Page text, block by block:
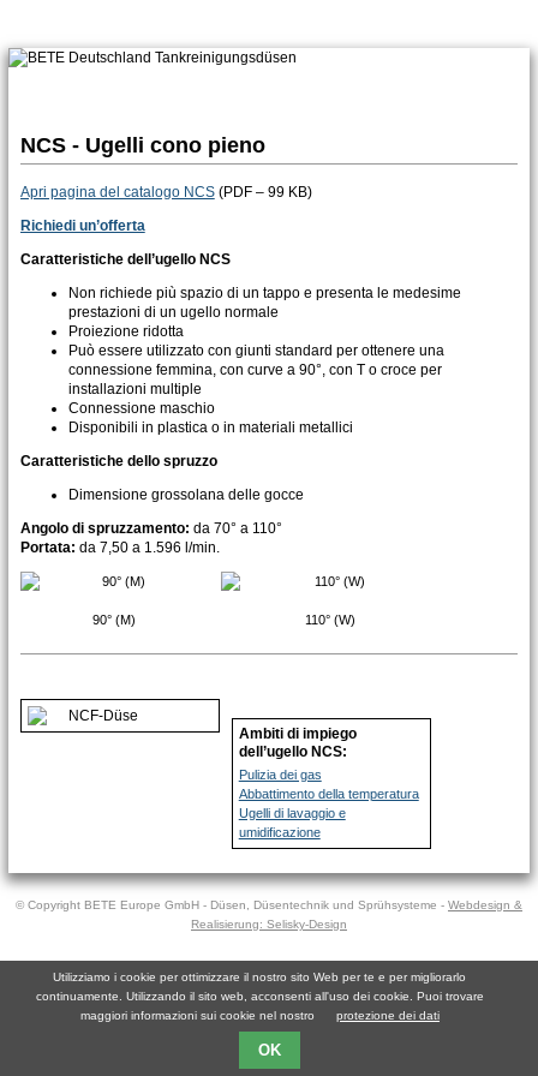
NCS - Ugelli cono pieno
Apri pagina del catalogo NCS(PDF – 99 KB)
Richiedi un’offerta
Caratteristiche dell’ugello NCS
Non richiede più spazio di un tappo e presenta le medesime
prestazioni di un ugello normale
Proiezione ridotta
Può essere utilizzato con giunti standard per ottenere una
connessione femmina, con curve a 90°, con T o croce per
installazioni multiple
Connessione maschio
Disponibili in plastica o in materiali metallici
Caratteristiche dello spruzzo
Dimensione grossolana delle gocce
Angolo di spruzzamento: da 70° a 110°
Portata: da 7,50 a 1.596 l/min.
90° (M) 110° (W)
Ambiti di impiego
dell’ugello NCS:
Pulizia dei gas
Abbattimento della temperatura
Ugelli di lavaggio e
umidificazione
© Copyright BETE Europe GmbH - Düsen, Düsentechnik und Sprühsysteme - Webdesign &
Realisierung: Selisky-Design
Utilizziamo i cookie per ottimizzare il nostro sito Web per te e per migliorarlo
continuamente. Utilizzando il sito web, acconsenti all'uso dei cookie. Puoi trovare
maggiori informazioni sui cookie nel nostro
protezione dei dati
OK